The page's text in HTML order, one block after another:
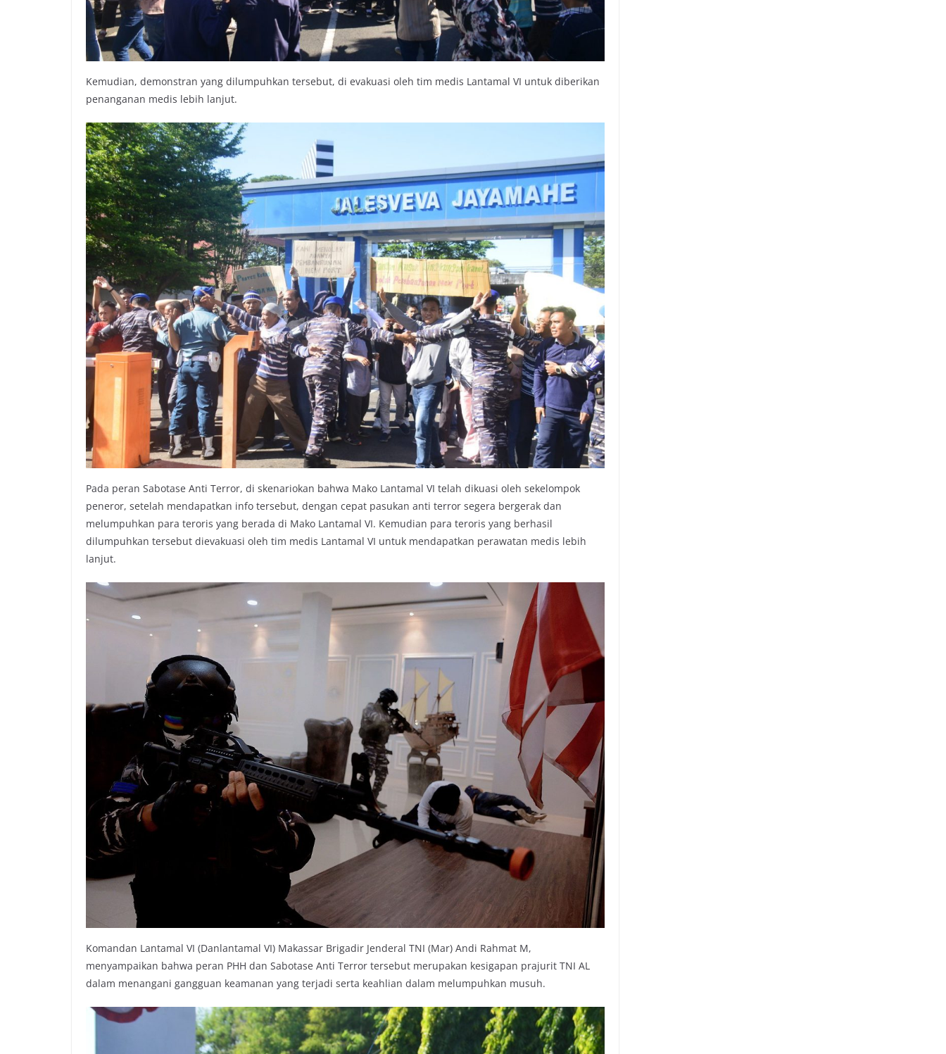
Kemudian, demonstran yang dilumpuhkan tersebut, di evakuasi oleh tim medis Lantamal VI untuk diberikan
penanganan medis lebih lanjut.
Pada peran Sabotase Anti Terror, di skenariokan bahwa Mako Lantamal VI telah dikuasi oleh sekelompok
peneror, setelah mendapatkan info tersebut, dengan cepat pasukan anti terror segera bergerak dan
melumpuhkan para teroris yang berada di Mako Lantamal VI. Kemudian para teroris yang berhasil
dilumpuhkan tersebut dievakuasi oleh tim medis Lantamal VI untuk mendapatkan perawatan medis lebih
lanjut.
Komandan Lantamal VI (Danlantamal VI) Makassar Brigadir Jenderal TNI (Mar) Andi Rahmat M,
menyampaikan bahwa peran PHH dan Sabotase Anti Terror tersebut merupakan kesigapan prajurit TNI AL
dalam menangani gangguan keamanan yang terjadi serta keahlian dalam melumpuhkan musuh.